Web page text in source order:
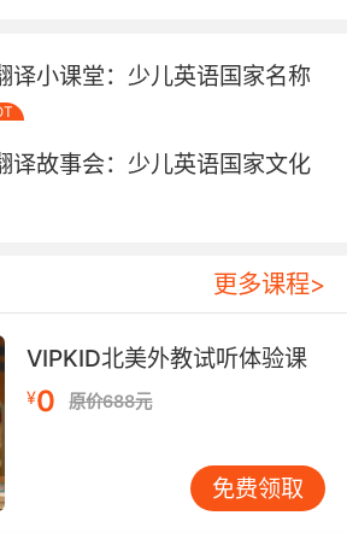
英语学习 了解这些英语国家的
对语言学习的兴趣。例如，当
这个词时，如果他
人的友好交往，他们就能更好
化内涵。 同样，当孩子们学习
词时，如果他们知道这是澳大
他们就能更好地记住这个词，
然环境产生兴趣。通过这种方
够掌握词汇，还能拓宽他们的
的文化素养。
习的结合 地理知识是语言学习
了解英语国家的地理特征，不
译小课堂：少儿英语国家名称
译故事会：少儿英语国家文化
更多课程>
VIPKID北美外教试听体验课
¥0 原价688元
免费领取